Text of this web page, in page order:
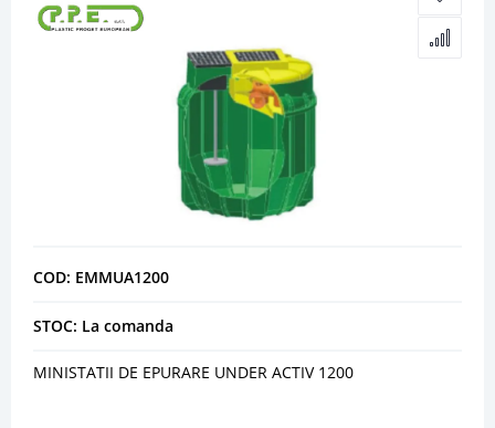
COD: EMMUA1200
STOC: La comanda
MINISTATII DE EPURARE UNDER ACTIV 1200